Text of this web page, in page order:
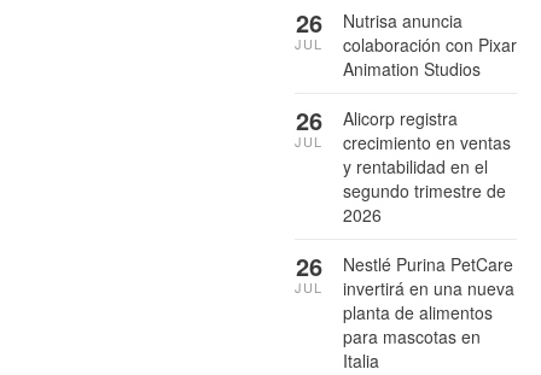
Nutrisa anuncia
colaboración con Pixar
Animation Studios
26
JUL
Alicorp registra
crecimiento en ventas
y rentabilidad en el
segundo trimestre de
2026
26
JUL
Nestlé Purina PetCare
invertirá en una nueva
planta de alimentos
para mascotas en
Italia
26
JUL